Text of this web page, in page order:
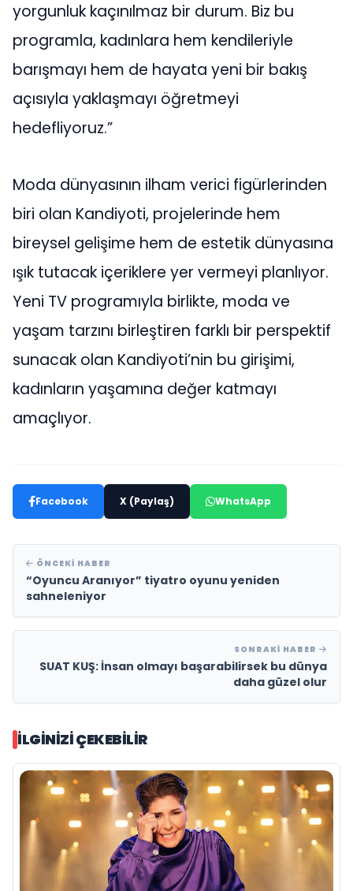
yorgunluk kaçınılmaz bir durum. Biz bu
programla, kadınlara hem kendileriyle
barışmayı hem de hayata yeni bir bakış
açısıyla yaklaşmayı öğretmeyi
hedefliyoruz.”
Moda dünyasının ilham verici figürlerinden
biri olan Kandiyoti, projelerinde hem
bireysel gelişime hem de estetik dünyasına
ışık tutacak içeriklere yer vermeyi planlıyor.
Yeni TV programıyla birlikte, moda ve
yaşam tarzını birleştiren farklı bir perspektif
sunacak olan Kandiyoti’nin bu girişimi,
kadınların yaşamına değer katmayı
amaçlıyor.
Facebook X (Paylaş) WhatsApp
ÖNCEKI HABER
“Oyuncu Aranıyor” tiyatro oyunu yeniden
sahneleniyor
SONRAKI HABER
SUAT KUŞ: İnsan olmayı başarabilirsek bu dünya
daha güzel olur
İLGINIZI ÇEKEBILIR